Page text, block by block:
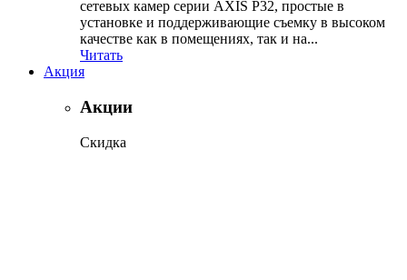
сетевых камер серии AXIS P32, простые в
установке и поддерживающие съемку в высоком
качестве как в помещениях, так и на...
Читать
Акция
Акции
Скидка